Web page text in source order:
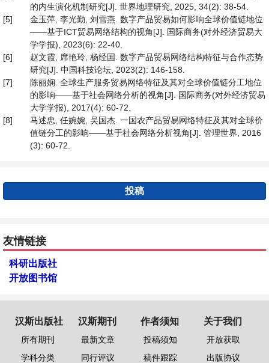
的内生演化机制研究[J]. 世界地理研究, 2025, 34(2): 38-54.
[5]
金玉萍, 李光勤, 刘雪燕. 数字产品贸易如何影响全球价值链地位
——基于ICT贸易网络结构的视角[J]. 国际商务(对外经济贸易大
学学报), 2023(6): 22-40.
[6]
赵文霞, 席艳玲, 杨经国. 数字产品贸易网络结构特征与合作态势
研究[J]. 中国科技论坛, 2023(2): 146-158.
[7]
陈丽娴. 全球生产服务贸易网络特征及其对全球价值链分工地位
的影响——基于社会网络分析的视角[J]. 国际商务(对外经济贸易
大学学报), 2017(4): 60-72.
[8]
马述忠, 任婉婉, 吴国杰. 一国农产品贸易网络特征及其对全球价
值链分工的影响——基于社会网络分析视角[J]. 管理世界, 2016
(3): 60-72.
投稿
友情链接
科研出版社
开放图书馆
汉斯出版社
所有期刊
学科分类
汉斯期刊
最新文章
同行评议
作者须知
投稿须知
稿件跟踪
关于我们
开放获取
出版协议